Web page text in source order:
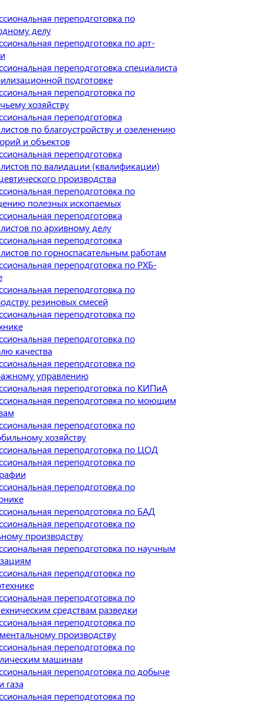
переподготовка по
делу
переподготовка по арт-
переподготовка специалиста
подготовке
переподготовка по
хозяйству
переподготовка
по благоустройству и озеленению
и объектов
переподготовка
по валидации (квалификации)
производства
переподготовка по
полезных ископаемых
переподготовка
по архивному делу
переподготовка
по горноспасательным работам
переподготовка по РХБ-
переподготовка по
резиновых смесей
переподготовка по
переподготовка по
качества
переподготовка по
управлению
переподготовка по КИПиА
переподготовка по моющим
переподготовка по
хозяйству
переподготовка по ЦОД
переподготовка по
переподготовка по
переподготовка по БАД
переподготовка по
производству
переподготовка по научным
переподготовка по
переподготовка по
средствам разведки
переподготовка по
производству
переподготовка по
машинам
переподготовка по добыче
газа
переподготовка по